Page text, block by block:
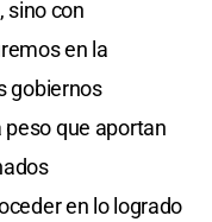
sino con
en la
gobiernos
que aportan
en lo logrado